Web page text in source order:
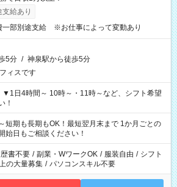
給あり
一部別途支給 ※お仕事によって変動あり
5分 / 神泉駅から徒歩5分
ィスです
日4時間～ 10時～・11時～など、シフト希望
！
短期も長期もOK！最短翌月末まで 1か月ごとの
始日もご相談ください！
書不要 / 副業・WワークOK / 服装自由 / シフト
の大量募集 / パソコンスキル不要